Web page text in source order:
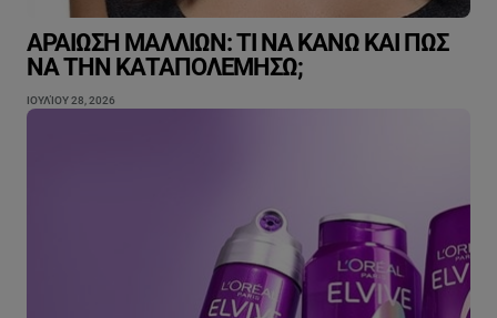
ΑΡΑΊΩΣΗ ΜΑΛΛΙΏΝ: ΤΙ ΝΑ ΚΆΝΩ ΚΑΙ ΠΏΣ
ΝΑ ΤΗΝ ΚΑΤΑΠΟΛΕΜΉΣΩ;
ΙΟΥΛΊΟΥ 28, 2026